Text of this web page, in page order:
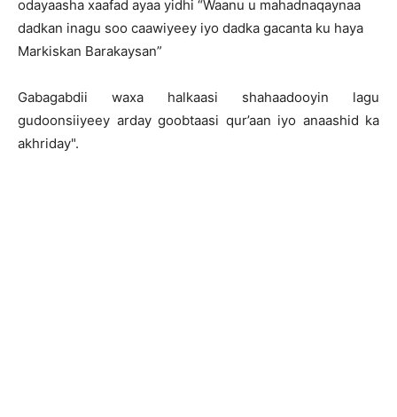
odayaasha xaafad ayaa yidhi “Waanu u mahadnaqaynaa
dadkan inagu soo caawiyeey iyo dadka gacanta ku haya
Markiskan Barakaysan”
Gabagabdii waxa halkaasi shahaadooyin lagu
gudoonsiiyeey arday goobtaasi qur’aan iyo anaashid ka
akhriday".